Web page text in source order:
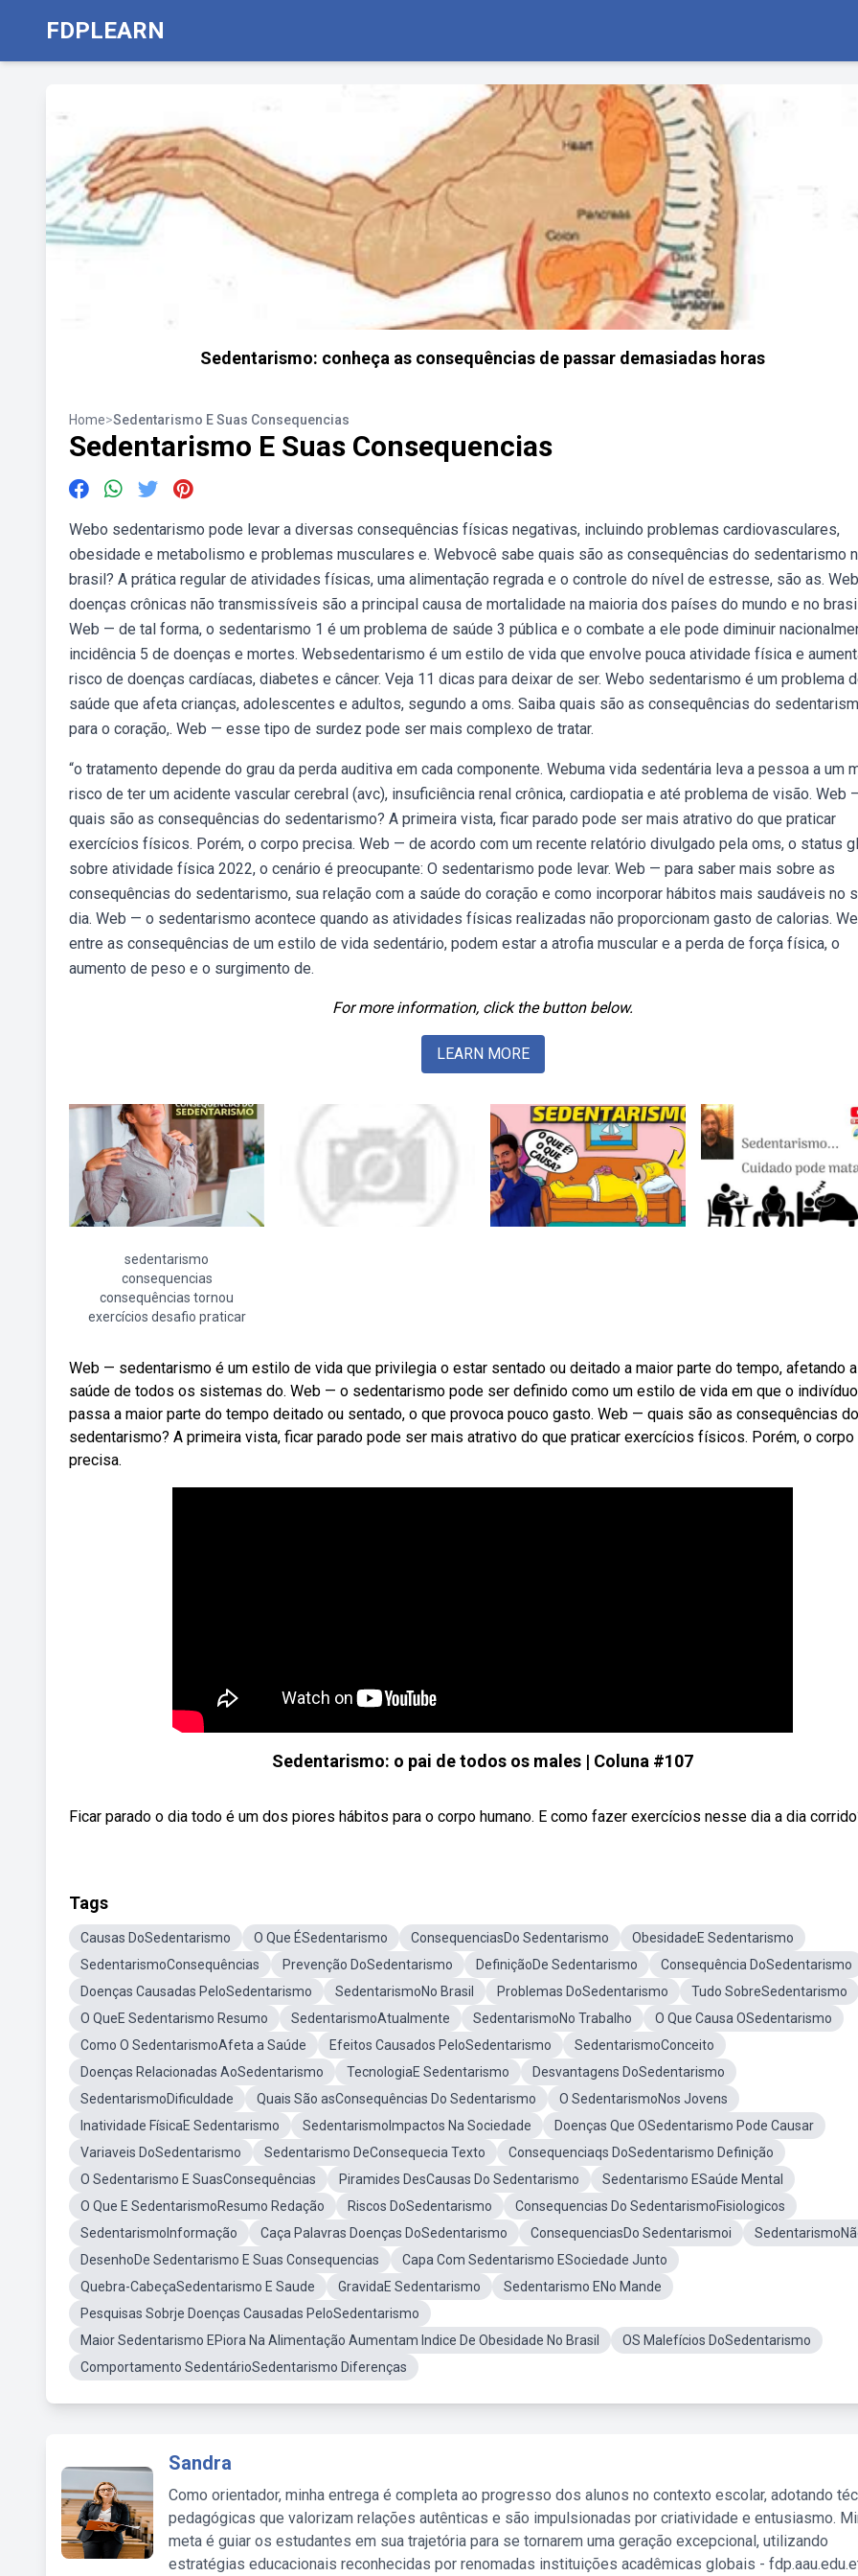
FDPLEARN
Sedentarismo: conheça as consequências de passar demasiadas horas
Home>Sedentarismo E Suas Consequencias
Sedentarismo E Suas Consequencias
Webo sedentarismo pode levar a diversas consequências físicas negativas, incluindo problemas cardiovasculares,
obesidade e metabolismo e problemas musculares e. Webvocê sabe quais são as consequências do sedentarismo
brasil? A prática regular de atividades físicas, uma alimentação regrada e o controle do nível de estresse, são as.
doenças crônicas não transmissíveis são a principal causa de mortalidade na maioria dos países do mundo e no
Web — de tal forma, o sedentarismo 1 é um problema de saúde 3 pública e o combate a ele pode diminuir
incidência 5 de doenças e mortes. Websedentarismo é um estilo de vida que envolve pouca atividade física e
risco de doenças cardíacas, diabetes e câncer. Veja 11 dicas para deixar de ser. Webo sedentarismo é um problema
saúde que afeta crianças, adolescentes e adultos, segundo a oms. Saiba quais são as consequências do
para o coração,. Web — esse tipo de surdez pode ser mais complexo de tratar.
“o tratamento depende do grau da perda auditiva em cada componente. Webuma vida sedentária leva a pessoa a um
risco de ter um acidente vascular cerebral (avc), insuficiência renal crônica, cardiopatia e até problema de visão. Web
quais são as consequências do sedentarismo? A primeira vista, ficar parado pode ser mais atrativo do que praticar
exercícios físicos. Porém, o corpo precisa. Web — de acordo com um recente relatório divulgado pela oms, o status
sobre atividade física 2022, o cenário é preocupante: O sedentarismo pode levar. Web — para saber mais sobre as
consequências do sedentarismo, sua relação com a saúde do coração e como incorporar hábitos mais saudáveis no
dia. Web — o sedentarismo acontece quando as atividades físicas realizadas não proporcionam gasto de calorias.
entre as consequências de um estilo de vida sedentário, podem estar a atrofia muscular e a perda de força física, o
aumento de peso e o surgimento de.
For more information, click the button below.
LEARN MORE
sedentarismo
consequencias
consequências tornou
exercícios desafio praticar
Web — sedentarismo é um estilo de vida que privilegia o estar sentado ou deitado a maior parte do tempo, afetando a
saúde de todos os sistemas do. Web — o sedentarismo pode ser definido como um estilo de vida em que o indivíduo
passa a maior parte do tempo deitado ou sentado, o que provoca pouco gasto. Web — quais são as consequências do
sedentarismo? A primeira vista, ficar parado pode ser mais atrativo do que praticar exercícios físicos. Porém, o corpo
precisa.
Sedentarismo: o pai de todos os males | Coluna #107
Ficar parado o dia todo é um dos piores hábitos para o corpo humano. E como fazer exercícios nesse dia a dia
Tags
Causas DoSedentarismo O Que ÉSedentarismo ConsequenciasDo Sedentarismo
ObesidadeE Sedentarismo
SedentarismoConsequências
Prevenção DoSedentarismo DefiniçãoDe Sedentarismo
Consequência DoSedentarismo
Doenças Causadas PeloSedentarismo
SedentarismoNo Brasil Problemas DoSedentarismo
Tudo SobreSedentarismo
O QueE Sedentarismo Resumo
SedentarismoAtualmente SedentarismoNo Trabalho
O Que Causa OSedentarismo
Como O SedentarismoAfeta a Saúde
Efeitos Causados PeloSedentarismo
SedentarismoConceito
Doenças Relacionadas AoSedentarismo
TecnologiaE Sedentarismo
Desvantagens DoSedentarismo
SedentarismoDificuldade
Quais São asConsequências Do Sedentarismo
O SedentarismoNos Jovens
Inatividade FísicaE Sedentarismo
SedentarismoImpactos Na Sociedade
Doenças Que OSedentarismo Pode Causar
Variaveis DoSedentarismo
Sedentarismo DeConsequecia Texto
Consequenciaqs DoSedentarismo Definição
O Sedentarismo E SuasConsequências
Piramides DesCausas Do Sedentarismo
Sedentarismo ESaúde Mental
O Que E SedentarismoResumo Redação
Riscos DoSedentarismo
Consequencias Do SedentarismoFisiologicos
SedentarismoInformação
Caça Palavras Doenças DoSedentarismo ConsequenciasDo Sedentarismoi
DesenhoDe Sedentarismo E Suas Consequencias
Capa Com Sedentarismo ESociedade Junto
Quebra-CabeçaSedentarismo E Saude
GravidaE Sedentarismo
Sedentarismo ENo Mande
Pesquisas Sobrje Doenças Causadas PeloSedentarismo
Maior Sedentarismo EPiora Na Alimentação Aumentam Indice De Obesidade No Brasil
OS Malefícios DoSedentarismo
Comportamento SedentárioSedentarismo Diferenças
Sandra
Como orientador, minha entrega é completa ao progresso dos alunos no contexto escolar, adotando
pedagógicas que valorizam relações autênticas e são impulsionadas por criatividade e entusiasmo.
meta é guiar os estudantes em sua trajetória para se tornarem uma geração excepcional, utilizando
estratégias educacionais reconhecidas por renomadas instituições acadêmicas globais -